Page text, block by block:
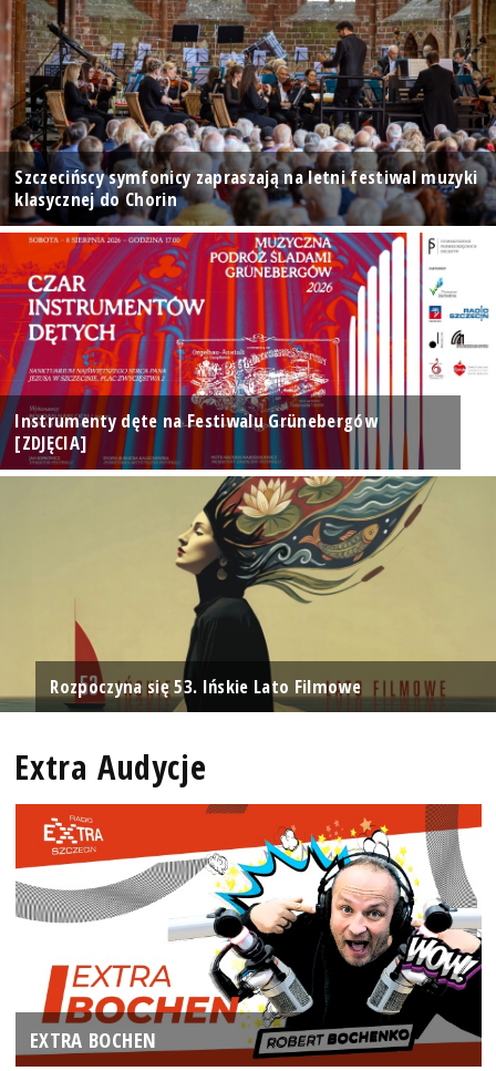
Szczecińscy symfonicy zapraszają na letni festiwal muzyki
klasycznej do Chorin
Instrumenty dęte na Festiwalu Grünebergów
[ZDJĘCIA]
Rozpoczyna się 53. Ińskie Lato Filmowe
Extra Audycje
EXTRA BOCHEN